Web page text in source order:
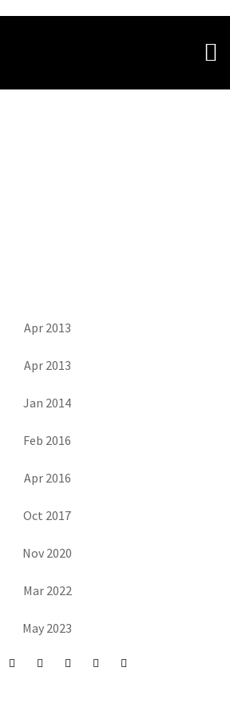
Apr 2013
Apr 2013
Jan 2014
Feb 2016
Apr 2016
Oct 2017
Nov 2020
Mar 2022
May 2023